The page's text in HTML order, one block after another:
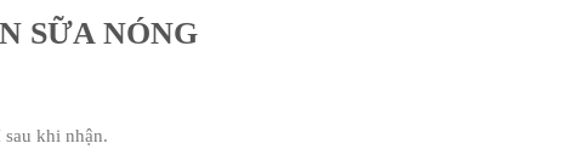
SỮA NÓNG
khi nhận.